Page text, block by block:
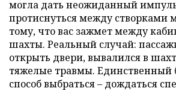
могла дать неожиданный
протиснуться между створками
тому, что вас зажмет между
шахты. Реальный случай:
открыть двери, вывалился в
тяжелые травмы. Единственный
способ выбраться – дождаться